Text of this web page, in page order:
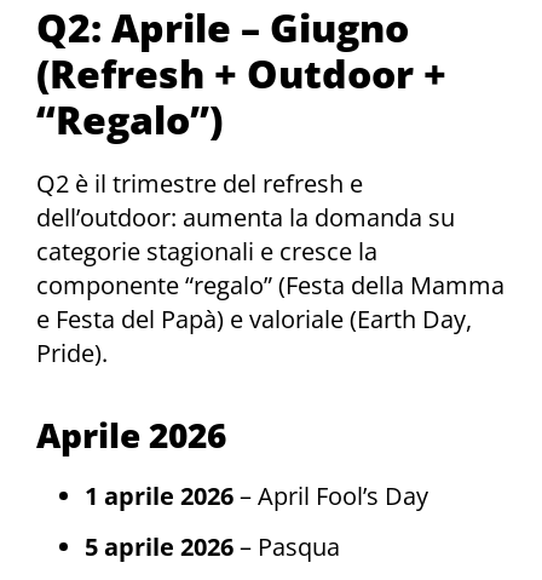
Q2: Aprile – Giugno
(Refresh + Outdoor +
“Regalo”)
Q2 è il trimestre del refresh e
dell’outdoor: aumenta la domanda su
categorie stagionali e cresce la
componente “regalo” (Festa della Mamma
e Festa del Papà) e valoriale (Earth Day,
Pride).
Aprile 2026
1 aprile 2026– April Fool’s Day
5 aprile 2026– Pasqua